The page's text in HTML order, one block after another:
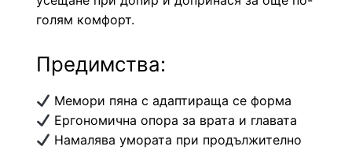
голям комфорт.
Предимства:
Мемори пяна с адаптираща се форма
Ергономична опора за врата и главата
Намалява умората при продължително